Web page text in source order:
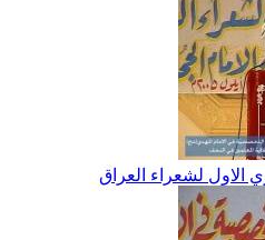
الاول لشعراء العراق